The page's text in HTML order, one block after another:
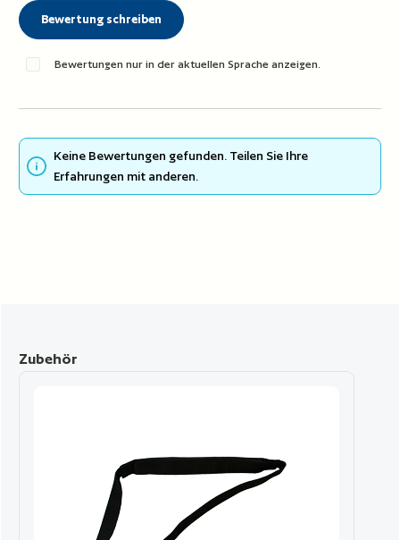
Bewertung schreiben
Bewertungen nur in der aktuellen Sprache anzeigen.
Keine Bewertungen gefunden. Teilen Sie Ihre
Erfahrungen mit anderen.
Produktgalerie überspringen
Zubehör